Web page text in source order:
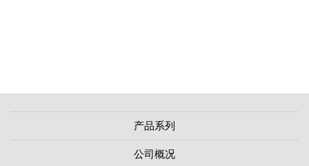
产品系列
公司概况